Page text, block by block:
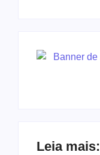
Leia mais: